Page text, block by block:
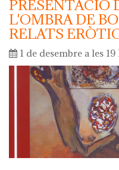
PRESENTACIÓ
L'OMBRA DE
RELATS
1 de desembre a les 19